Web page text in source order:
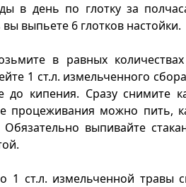
в день по глотку за
выпьете 6 глотков настойки.
в равных
1 ст.л. измельченного
до кипения. Сразу снимите
процеживания можно пить,
выпивайте
1 ст.л. измельченной травы